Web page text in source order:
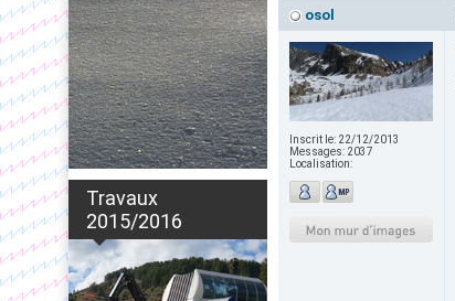
Travaux
2015/2016
osol
Inscrit le: 22/12/2013
Messages: 2037
Localisation: